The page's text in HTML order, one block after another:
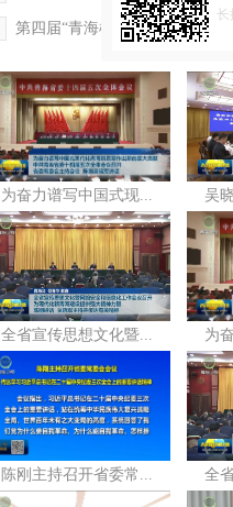
第四届“青海榜样”宣传发布活动
为奋力谱写中国式现...
全省宣传思想文化暨...
陈刚主持召开省委常...
吴
为
全
长